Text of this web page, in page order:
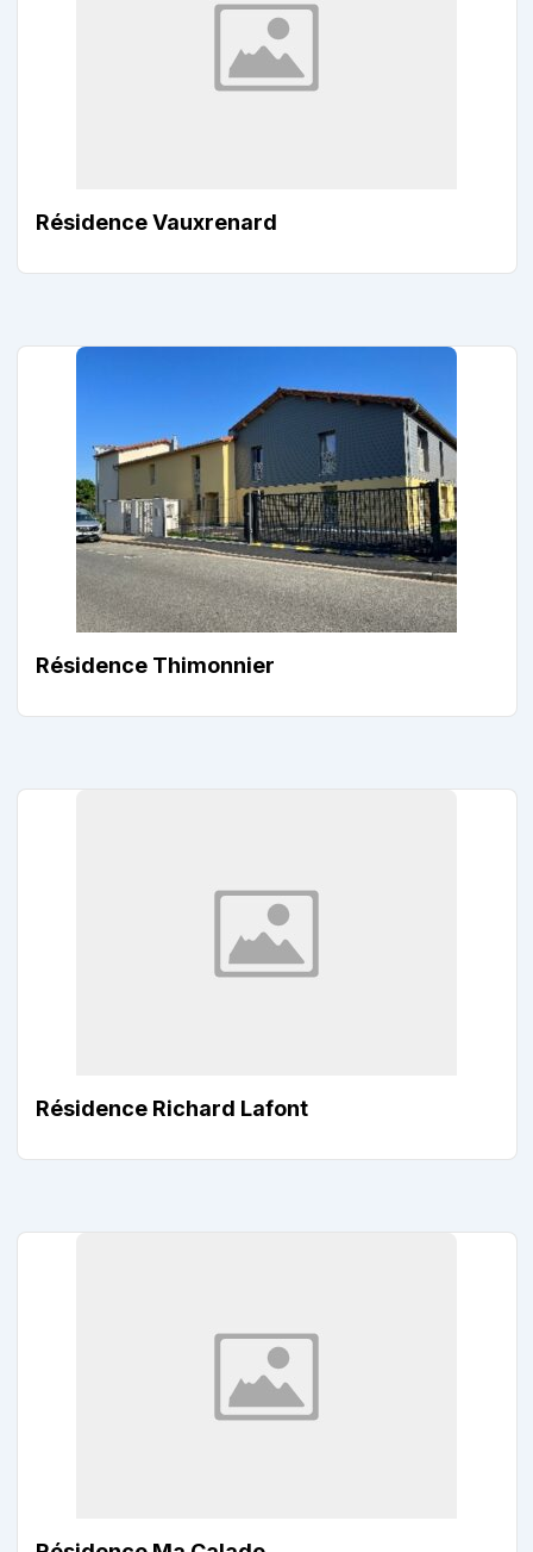
Résidence Vauxrenard
Résidence Thimonnier
Résidence Richard Lafont